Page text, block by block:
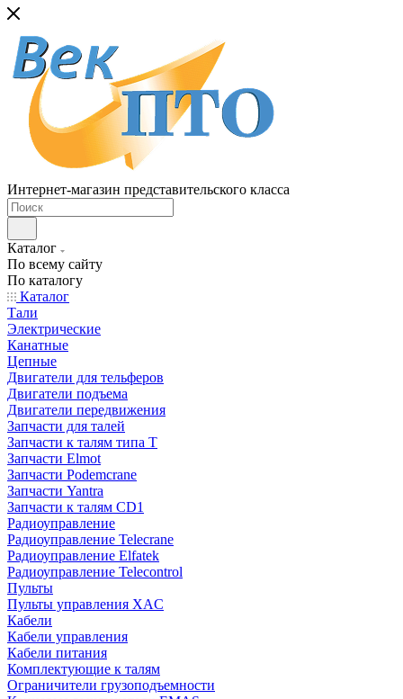
Интернет-магазин представительского класса
Каталог
По всему сайту
По каталогу
Каталог
Тали
Электрические
Канатные
Цепные
Двигатели для тельферов
Двигатели подъема
Двигатели передвижения
Запчасти для талей
Запчасти к талям типа Т
Запчасти Elmot
Запчасти Podemcrane
Запчасти Yantra
Запчасти к талям CD1
Радиоуправление
Радиоуправление Telecrane
Радиоуправление Elfatek
Радиоуправление Telecontrol
Пульты
Пульты управления XAC
Кабели
Кабели управления
Кабели питания
Комплектующие к талям
Ограничители грузоподъемности